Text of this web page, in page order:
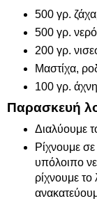
500 γρ.
500 γρ. νερό
200 γρ.
Μαστίχα,
100 γρ.
Παρασκευή
Διαλύουμε
Ρίχνουμε
υπόλοιπο
ρίχνουμε το